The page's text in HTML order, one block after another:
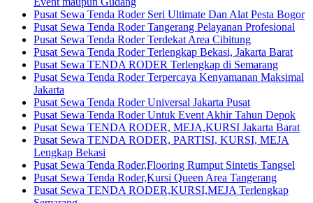
Pusat Sewa Tenda Roder Seri Ultimate Dan Alat Pesta Bogor
Pusat Sewa Tenda Roder Tangerang Pelayanan Profesional
Pusat Sewa Tenda Roder Terdekat Area Cibitung
Pusat Sewa Tenda Roder Terlengkap Bekasi, Jakarta Barat
Pusat Sewa TENDA RODER Terlengkap di Semarang
Pusat Sewa Tenda Roder Terpercaya Kenyamanan Maksimal
Jakarta
Pusat Sewa Tenda Roder Universal Jakarta Pusat
Pusat Sewa Tenda Roder Untuk Event Akhir Tahun Depok
Pusat Sewa TENDA RODER, MEJA,KURSI Jakarta Barat
Pusat Sewa TENDA RODER, PARTISI, KURSI, MEJA
Lengkap Bekasi
Pusat Sewa Tenda Roder,Flooring Rumput Sintetis Tangsel
Pusat Sewa Tenda Roder,Kursi Queen Area Tangerang
Pusat Sewa TENDA RODER,KURSI,MEJA Terlengkap